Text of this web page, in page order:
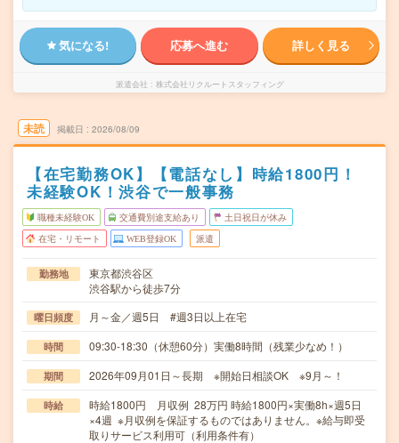
気になる! 応募へ進む 詳しく見る
派遣会社 株式会社リクルートスタッフィング
未読 掲載日 2026/08/09
【在宅勤務OK】【電話なし】時給1800円！
未経験OK！渋谷で一般事務
職種未経験OK 交通費別途支給あり 土日祝日が休み
在宅・リモート WEB登録OK 派遣
勤務地
東京都渋谷区
渋谷駅から徒歩7分
曜日頻度 月～金／週5日 #週3日以上在宅
時間 09:30-18:30（休憩60分）実働8時間（残業少なめ！）
期間 2026年09月01日～長期 ※開始日相談OK ※9月～！
時給
時給1800円 月収例 28万円 時給1800円×実働8h×週5日
×4週 ※月収例を保証するものではありません。※給与即受
取りサービス利用可（利用条件有）